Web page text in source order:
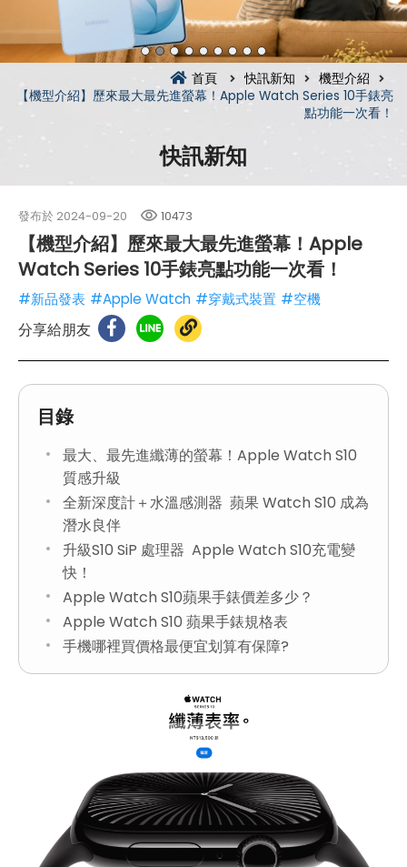
首頁 快訊新知
機型介紹
【機型介紹】歷來最大最先進螢幕！Apple Watch Series 10手錶亮
點功能一次看！
快訊新知
發布於 2024-09-20 10473
【機型介紹】歷來最大最先進螢幕！Apple
Watch Series 10手錶亮點功能一次看！
#新品發表 #Apple Watch #穿戴式裝置 #空機
分享給朋友
目錄
最大、最先進纖薄的螢幕！Apple Watch S10
質感升級
全新深度計＋水溫感測器 蘋果 Watch S10 成為
潛水良伴
升級S10 SiP 處理器 Apple Watch S10充電變
快！
Apple Watch S10蘋果手錶價差多少？
Apple Watch S10 蘋果手錶規格表
手機哪裡買價格最便宜划算有保障?